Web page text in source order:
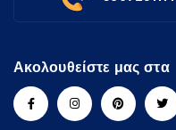
Ακολουθείστε μας στα